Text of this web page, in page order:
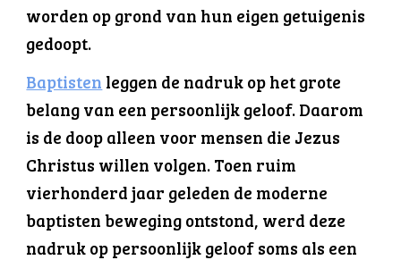
worden op grond van hun eigen getuigenis
gedoopt.
Baptisten leggen de nadruk op het grote
belang van een persoonlijk geloof. Daarom
is de doop alleen voor mensen die Jezus
Christus willen volgen. Toen ruim
vierhonderd jaar geleden de moderne
baptisten beweging ontstond, werd deze
nadruk op persoonlijk geloof soms als een